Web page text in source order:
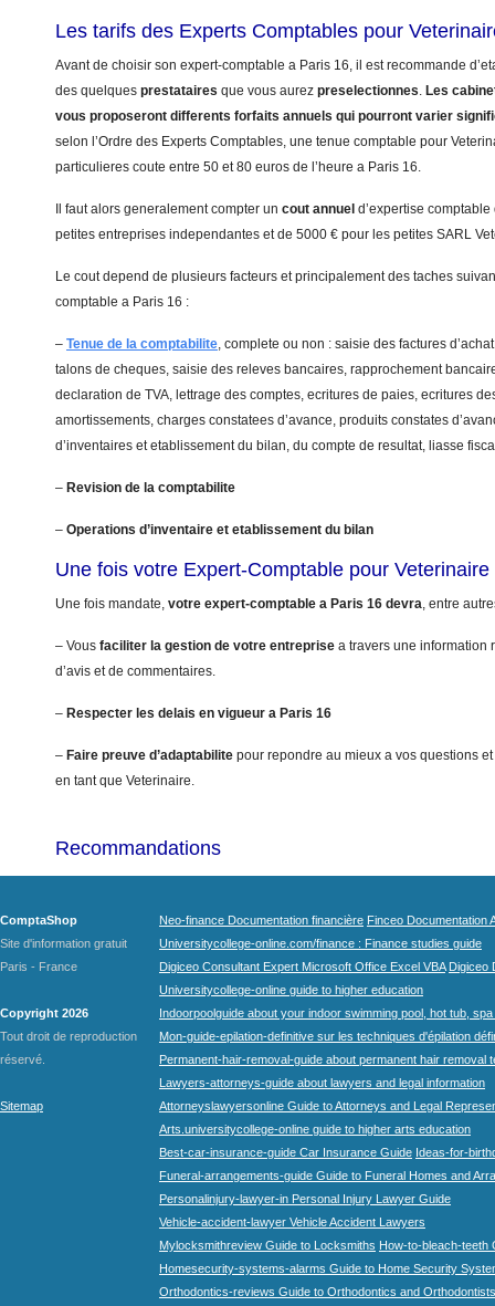
Les tarifs des Experts Comptables pour
Avant de choisir son expert-comptable a Paris 16, il est recommande
des quelques prestataires que vous aurez preselectionnes. Les
vous proposeront differents forfaits annuels qui pourront varier
selon l’Ordre des Experts Comptables, une tenue comptable pour
particulieres coute entre 50 et 80 euros de l’heure a Paris 16.
Il faut alors generalement compter un cout annuel d’expertise
petites entreprises independantes et de 5000 € pour les petites SARL
Le cout depend de plusieurs facteurs et principalement des taches
comptable a Paris 16 :
– Tenue de la comptabilite, complete ou non : saisie des factures
talons de cheques, saisie des releves bancaires, rapprochement
declaration de TVA, lettrage des comptes, ecritures de paies, ecritures
amortissements, charges constatees d’avance, produits constates
d’inventaires et etablissement du bilan, du compte de resultat, liasse
– Revision de la comptabilite
– Operations d’inventaire et etablissement du bilan
Une fois votre Expert-Comptable pour
Une fois mandate, votre expert-comptable a Paris 16 devra, entre
– Vous faciliter la gestion de votre entreprise a travers une information
d’avis et de commentaires.
– Respecter les delais en vigueur a Paris 16
– Faire preuve d’adaptabilite pour repondre au mieux a vos questions
en tant que Veterinaire.
Recommandations
ComptaShop
Site d'information gratuit
Paris - France
Copyright 2026
Tout droit de reproduction
réservé.
Sitemap
Neo-finance Documentation financière Finceo Documentation
Universitycollege-online.com/finance : Finance studies guide
Digiceo Consultant Expert Microsoft Office Excel VBA Digiceo
Universitycollege-online guide to higher education
Indoorpoolguide about your indoor swimming pool, hot tub,
Mon-guide-epilation-definitive sur les techniques d'épilation
Permanent-hair-removal-guide about permanent hair removal
Lawyers-attorneys-guide about lawyers and legal information
Attorneyslawyersonline Guide to Attorneys and Legal
Arts.universitycollege-online guide to higher arts education
Best-car-insurance-guide Car Insurance Guide Ideas-for-
Funeral-arrangements-guide Guide to Funeral Homes and
Personalinjury-lawyer-in Personal Injury Lawyer Guide
Vehicle-accident-lawyer Vehicle Accident Lawyers
Mylocksmithreview Guide to Locksmiths How-to-bleach-teeth
Homesecurity-systems-alarms Guide to Home Security
Orthodontics-reviews Guide to Orthodontics and Orthodontists